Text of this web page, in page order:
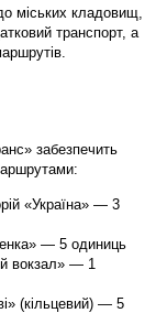
міських кладовищ,
транспорт, а
забезпечить
«Україна» — 3
— 5 одиниць
вокзал» — 1
(кільцевий) — 5